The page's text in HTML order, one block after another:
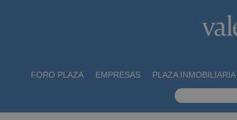
FORO PLAZA EMPRESAS PLAZA INMOBILIARIA